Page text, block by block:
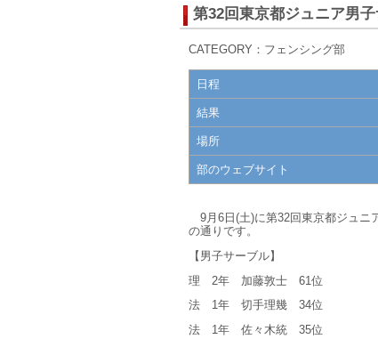
第32回東京都ジュニア男
CATEGORY：フェンシ
日程
結果
場所
部のウェブサイト
9月6日(土)に第32回東京都ジュニ
の通りです。
【男子サーブル】
理 2年 加藤敦士 61位
法 1年 切手理幾 34位
法 1年 佐々木統 35位